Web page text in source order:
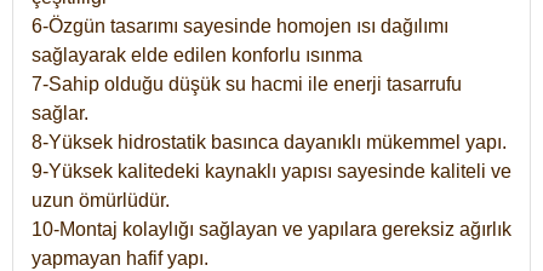
6-Özgün tasarımı sayesinde homojen ısı dağılımı
sağlayarak elde edilen konforlu ısınma
7-Sahip olduğu düşük su hacmi ile enerji tasarrufu
sağlar.
8-Yüksek hidrostatik basınca dayanıklı mükemmel yapı.
9-Yüksek kalitedeki kaynaklı yapısı sayesinde kaliteli ve
uzun ömürlüdür.
10-Montaj kolaylığı sağlayan ve yapılara gereksiz ağırlık
yapmayan hafif yapı.